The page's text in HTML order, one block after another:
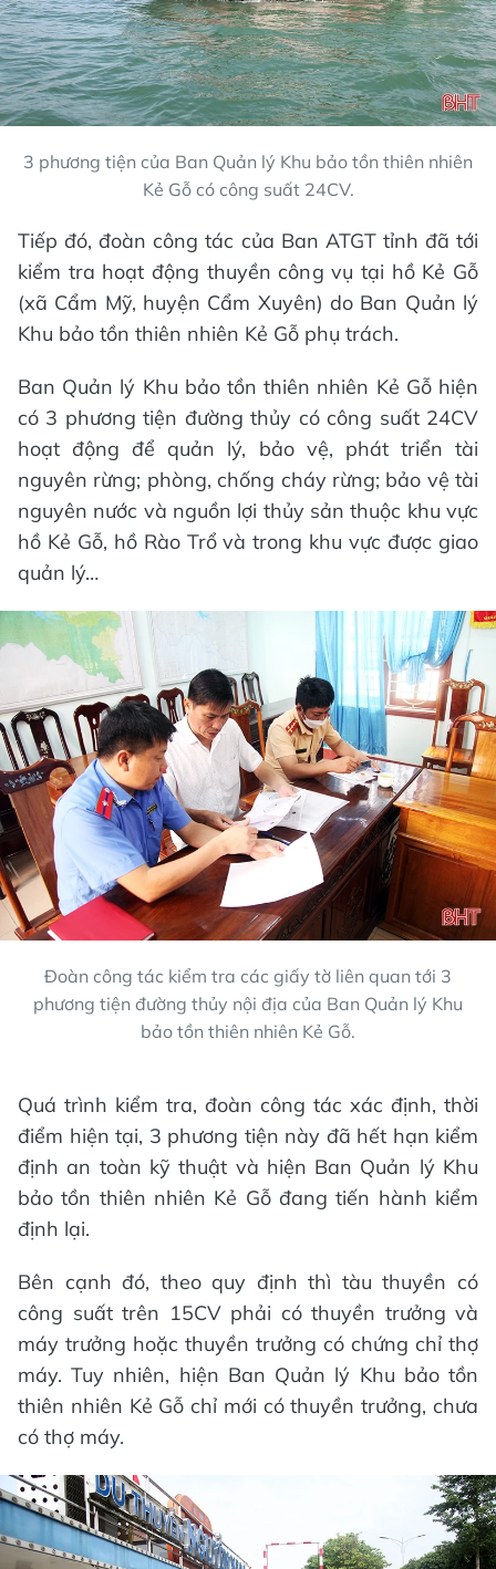
3 phương tiện của Ban Quản lý Khu bảo tồn thiên nhiên
Kẻ Gỗ có công suất 24CV.
Tiếp đó, đoàn công tác của Ban ATGT tỉnh đã tới
kiểm tra hoạt động thuyền công vụ tại hồ Kẻ Gỗ
(xã Cẩm Mỹ, huyện Cẩm Xuyên) do Ban Quản lý
Khu bảo tồn thiên nhiên Kẻ Gỗ phụ trách.
Ban Quản lý Khu bảo tồn thiên nhiên Kẻ Gỗ hiện
có 3 phương tiện đường thủy có công suất 24CV
hoạt động để quản lý, bảo vệ, phát triển tài
nguyên rừng; phòng, chống cháy rừng; bảo vệ tài
nguyên nước và nguồn lợi thủy sản thuộc khu vực
hồ Kẻ Gỗ, hồ Rào Trổ và trong khu vực được giao
quản lý…
Đoàn công tác kiểm tra các giấy tờ liên quan tới 3
phương tiện đường thủy nội địa của Ban Quản lý Khu
bảo tồn thiên nhiên Kẻ Gỗ.
Quá trình kiểm tra, đoàn công tác xác định, thời
điểm hiện tại, 3 phương tiện này đã hết hạn kiểm
định an toàn kỹ thuật và hiện Ban Quản lý Khu
bảo tồn thiên nhiên Kẻ Gỗ đang tiến hành kiểm
định lại.
Bên cạnh đó, theo quy định thì tàu thuyền có
công suất trên 15CV phải có thuyền trưởng và
máy trưởng hoặc thuyền trưởng có chứng chỉ thợ
máy. Tuy nhiên, hiện Ban Quản lý Khu bảo tồn
thiên nhiên Kẻ Gỗ chỉ mới có thuyền trưởng, chưa
có thợ máy.